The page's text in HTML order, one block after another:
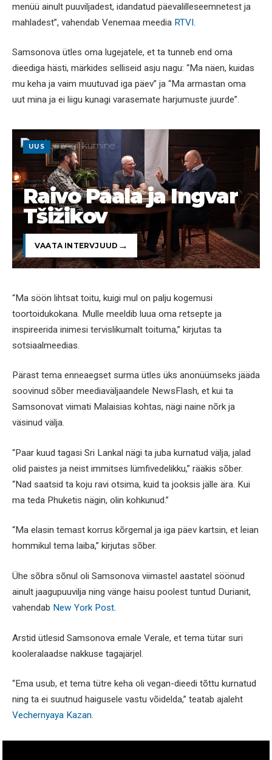
menüü ainult puuviljadest, idandatud päevalilleseemnetest ja
mahladest”, vahendab Venemaa meedia RTVI.
Samsonova ütles oma lugejatele, et ta tunneb end oma
dieediga hästi, märkides selliseid asju nagu: “Ma näen, kuidas
mu keha ja vaim muutuvad iga päev” ja “Ma armastan oma
uut mina ja ei liigu kunagi varasemate harjumuste juurde”.
UUS
Raivo Paala ja Ingvar
Tšižikov
VAATA INTERVJUUD
“Ma söön lihtsat toitu, kuigi mul on palju kogemusi
toortoidukokana. Mulle meeldib luua oma retsepte ja
inspireerida inimesi tervislikumalt toituma,” kirjutas ta
sotsiaalmeedias.
Pärast tema enneaegset surma ütles üks anonüümseks jääda
soovinud sõber meediaväljaandele NewsFlash, et kui ta
Samsonovat viimati Malaisias kohtas, nägi naine nõrk ja
väsinud välja.
“Paar kuud tagasi Sri Lankal nägi ta juba kurnatud välja, jalad
olid paistes ja neist immitses lümfivedelikku,” rääkis sõber.
“Nad saatsid ta koju ravi otsima, kuid ta jooksis jälle ära. Kui
ma teda Phuketis nägin, olin kohkunud.”
“Ma elasin temast korrus kõrgemal ja iga päev kartsin, et leian
hommikul tema laiba,” kirjutas sõber.
Ühe sõbra sõnul oli Samsonova viimastel aastatel söönud
ainult jaagupuuvilja ning vänge haisu poolest tuntud Durianit,
vahendab New York Post.
Arstid ütlesid Samsonova emale Verale, et tema tütar suri
kooleralaadse nakkuse tagajärjel.
“Ema usub, et tema tütre keha oli vegan-dieedi tõttu kurnatud
ning ta ei suutnud haigusele vastu võidelda,” teatab ajaleht
Vechernyaya Kazan.